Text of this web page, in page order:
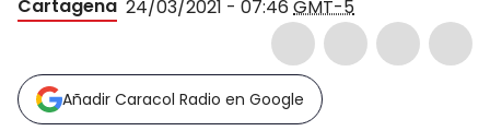
Cartagena 24/03/2021 - 07:46 GMT-5
Añadir Caracol Radio en Google